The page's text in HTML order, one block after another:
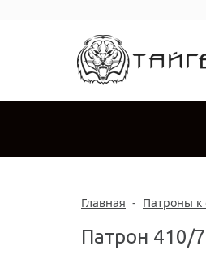
Главная - Патроны
Патрон 410/